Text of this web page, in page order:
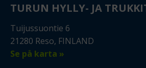
TURUN HYLLY- JA
Tuijussuontie 6
21280 Reso, FINLAND
Se på karta »